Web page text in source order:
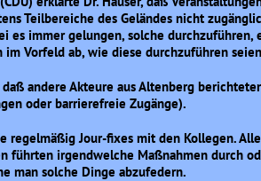
Teilbereiche des Geländes nicht
es immer gelungen, solche durchzuführen,
Vorfeld ab, wie diese durchzuführen
daß andere Akteure aus Altenberg
oder barrierefreie Zugänge).
regelmäßig Jour-fixes mit den Kollegen.
führten irgendwelche Maßnahmen durch
man solche Dinge abzufedern.